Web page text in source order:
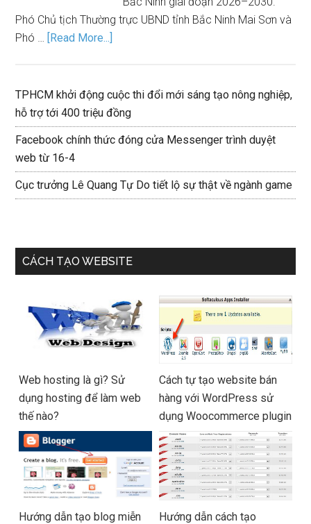
Phó Chủ tịch Thường trực UBND tỉnh Bắc Ninh Mai Sơn và
Phó … [Read More...]
TPHCM khởi động cuộc thi đổi mới sáng tạo nông nghiệp,
hỗ trợ tới 400 triệu đồng
Facebook chính thức đóng cửa Messenger trình duyệt
web từ 16-4
Cục trưởng Lê Quang Tự Do tiết lộ sự thật về ngành game
CÁCH TẠO WEBSITE
Web hosting là gì? Sử
dụng hosting để làm web
thế nào?
Cách tự tạo website bán
hàng với WordPress sử
dụng Woocommerce plugin
Hướng dẫn tạo blog miễn
Hướng dẫn cách tạo